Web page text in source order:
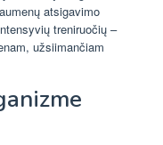
atsigavimo
treniruočių –
užsiimančiam